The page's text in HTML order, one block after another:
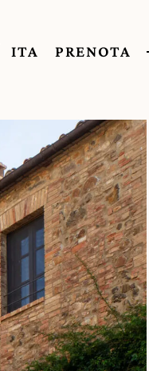
ITA PRENOTA